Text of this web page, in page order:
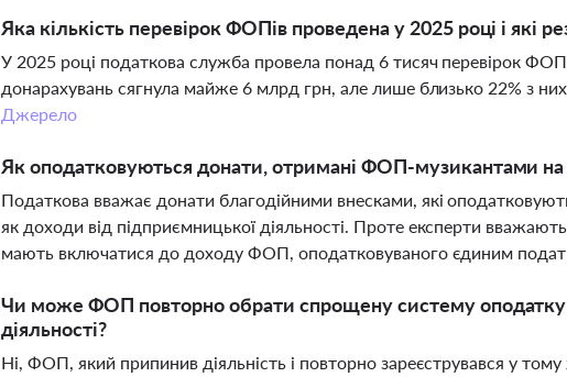
Яка кількість перевірок ФОПів проведена у 2025 році і які
У 2025 році податкова служба провела понад 6 тисяч перевірок
донарахувань сягнула майже 6 млрд грн, але лише близько 22% з
Джерело
Як оподатковуються донати, отримані ФОП-музикантами
Податкова вважає донати благодійними внесками, які
як доходи від підприємницької діяльності. Проте експерти
мають включатися до доходу ФОП, оподатковуваного єдиним
Чи може ФОП повторно обрати спрощену систему
діяльності?
Ні, ФОП, який припинив діяльність і повторно зареєструвався у